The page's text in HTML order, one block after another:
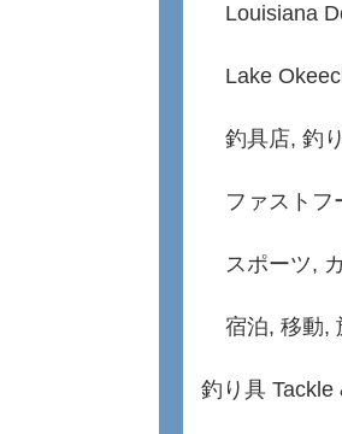
Louisiana
Lake
釣具店, 釣
ファストフ
スポーツ,
宿泊, 移動,
釣り具 Tackle